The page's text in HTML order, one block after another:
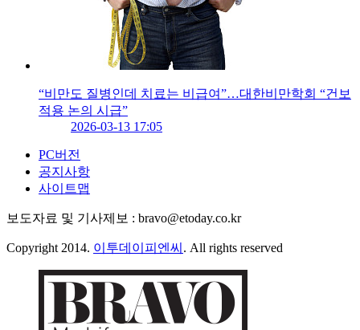
“비만도 질병인데 치료는 비급여”…대한비만학회 “건보
적용 논의 시급”
2026-03-13 17:05
PC버전
공지사항
사이트맵
보도자료 및 기사제보 : bravo@etoday.co.kr
Copyright 2014. 이투데이피엔씨 . All rights reserved